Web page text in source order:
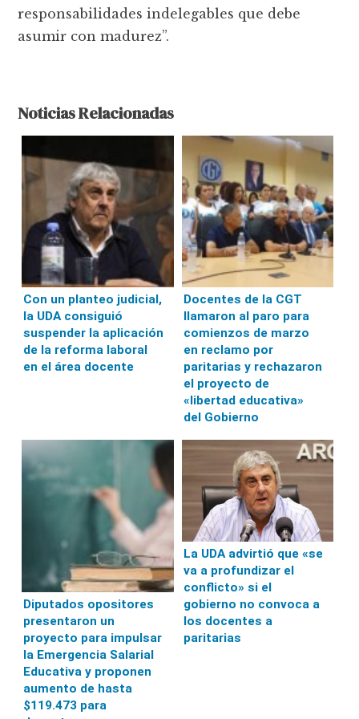
responsabilidades indelegables que debe
asumir con madurez”.
Noticias Relacionadas
Con un planteo judicial,
la UDA consiguió
suspender la aplicación
de la reforma laboral
en el área docente
Docentes de la CGT
llamaron al paro para
comienzos de marzo
en reclamo por
paritarias y rechazaron
el proyecto de
«libertad educativa»
del Gobierno
Diputados opositores
presentaron un
proyecto para impulsar
la Emergencia Salarial
Educativa y proponen
aumento de hasta
$119.473 para
La UDA advirtió que «se
va a profundizar el
conflicto» si el
gobierno no convoca a
los docentes a
paritarias